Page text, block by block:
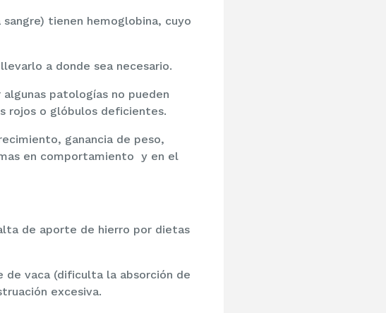
tienen hemoglobina, cuyo
a donde sea necesario.
patologías no pueden
rojos o glóbulos deficientes.
ganancia de peso,
en comportamiento y en el
de aporte de hierro por dietas
de vaca (dificulta la absorción de
excesiva.